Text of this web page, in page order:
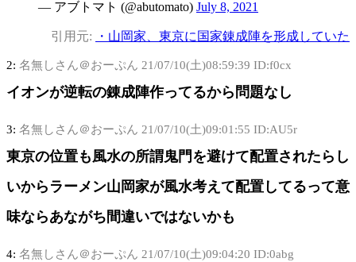
— アブトマト (@abutomato) July 8, 2021
引用元: ・山岡家、東京に国家錬成陣を形成していた
2: 名無しさん＠おーぷん 21/07/10(土)08:59:39 ID:f0cx
イオンが逆転の錬成陣作ってるから問題なし
3: 名無しさん＠おーぷん 21/07/10(土)09:01:55 ID:AU5r
東京の位置も風水の所謂鬼門を避けて配置されたらし
いからラーメン山岡家が風水考えて配置してるって意
味ならあながち間違いではないかも
4: 名無しさん＠おーぷん 21/07/10(土)09:04:20 ID:0abg